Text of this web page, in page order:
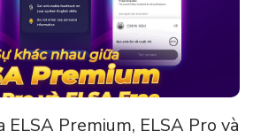
ELSA Premium, ELSA Pro và